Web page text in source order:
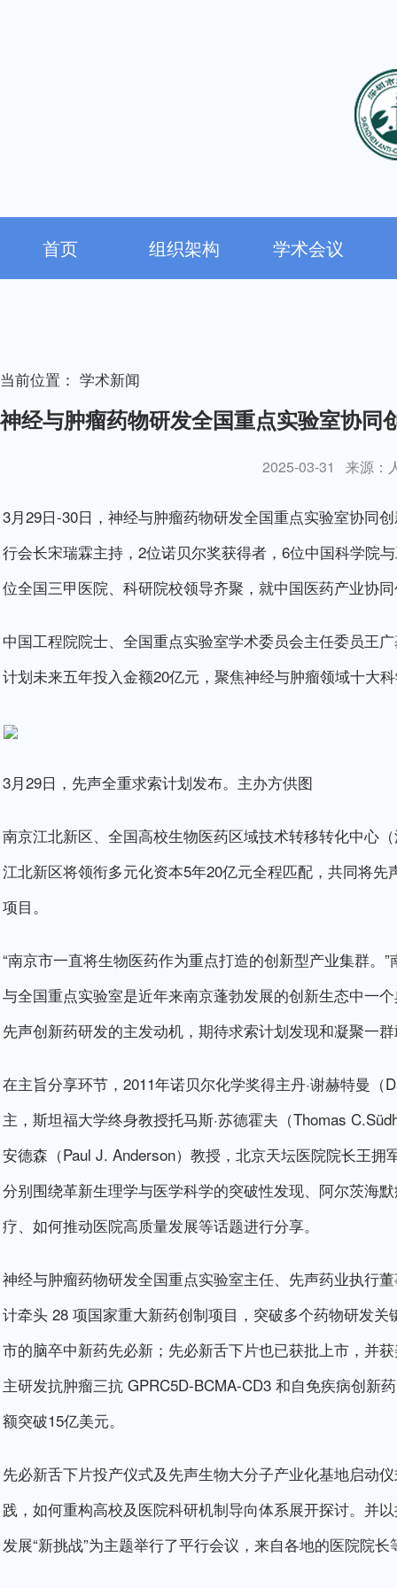
首页 组织架构 学术会议
当前位置： 学术新闻
神经与肿瘤药物研发全国重点实验室协同
2025-03-31 来源：
3月29日-30日，神经与肿瘤药物研发全国重点实验室协同
行会长宋瑞霖主持，2位诺贝尔奖获得者，6位中国科学院
位全国三甲医院、科研院校领导齐聚，就中国医药产业协
中国工程院院士、全国重点实验室学术委员会主任委员王
计划未来五年投入金额20亿元，聚焦神经与肿瘤领域十大
3月29日，先声全重求索计划发布。主办方供图
南京江北新区、全国高校生物医药区域技术转移转化中心
江北新区将领衔多元化资本5年20亿元全程匹配，共同将
项目。
“南京市一直将生物医药作为重点打造的创新型产业集群
与全国重点实验室是近年来南京蓬勃发展的创新生态中一
先声创新药研发的主发动机，期待求索计划发现和凝聚一
在主旨分享环节，2011年诺贝尔化学奖得主丹·谢赫特曼
主，斯坦福大学终身教授托马斯·苏德霍夫（Thomas
安德森（Paul J. Anderson）教授，北京天坛医院院长王
分别围绕革新生理学与医学科学的突破性发现、阿尔茨海
疗、如何推动医院高质量发展等话题进行分享。
神经与肿瘤药物研发全国重点实验室主任、先声药业执行
计牵头 28 项国家重大新药创制项目，突破多个药物研发
市的脑卒中新药先必新；先必新舌下片也已获批上市，并
主研发抗肿瘤三抗 GPRC5D-BCMA-CD3 和自免疾病创新
额突破15亿美元。
先必新舌下片投产仪式及先声生物大分子产业化基地启动
践，如何重构高校及医院科研机制导向体系展开探讨。并
发展“新挑战”为主题举行了平行会议，来自各地的医院院